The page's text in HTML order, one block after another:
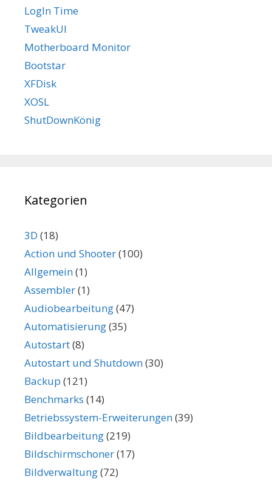
LogIn Time
TweakUI
Motherboard Monitor
Bootstar
XFDisk
XOSL
ShutDownKönig
Kategorien
3D (18)
Action und Shooter(100)
Allgemein(1)
Assembler(1)
Audiobearbeitung(47)
Automatisierung(35)
Autostart(8)
Autostart und Shutdown(30)
Backup (121)
Benchmarks (14)
Betriebssystem-Erweiterungen(39)
Bildbearbeitung(219)
Bildschirmschoner(17)
Bildverwaltung(72)